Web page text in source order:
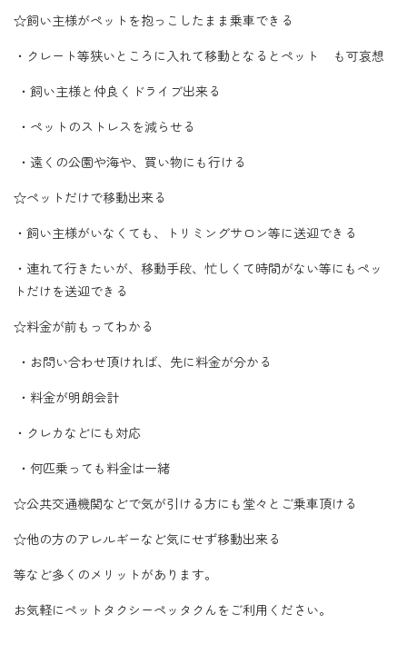
☆飼い主様がペットを抱っこしたまま乗車できる
・クレート等狭いところに入れて移動となるとペット も可哀想
・飼い主様と仲良くドライブ出来る
・ペットのストレスを減らせる
・遠くの公園や海や、買い物にも行ける
☆ペットだけで移動出来る
・飼い主様がいなくても、トリミングサロン等に送迎できる
・連れて行きたいが、移動手段、忙しくて時間がない等にもペッ
トだけを送迎できる
☆料金が前もってわかる
・お問い合わせ頂ければ、先に料金が分かる
・料金が明朗会計
・クレカなどにも対応
・何匹乗っても料金は一緒
☆公共交通機関などで気が引ける方にも堂々とご乗車頂ける
☆他の方のアレルギーなど気にせず移動出来る
等など多くのメリットがあります。
お気軽にペットタクシーペッタクんをご利用ください。